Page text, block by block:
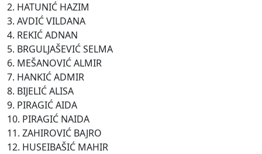
2. HATUNIĆ HAZIM
3. AVDIĆ VILDANA
4. REKIĆ ADNAN
5. BRGULJAŠEVIĆ SELMA
6. MEŠANOVIĆ ALMIR
7. HANKIĆ ADMIR
8. BIJELIĆ ALISA
9. PIRAGIĆ AIDA
10. PIRAGIĆ NAIDA
11. ZAHIROVIĆ BAJRO
12. HUSEIBAŠIĆ MAHIR